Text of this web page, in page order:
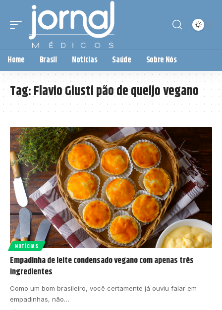
Home Brasil Notícias Saúde Sobre Nós
Tag:Flavio Giusti pão de queijo vegano
NOTÍCIAS
Empadinha de leite condensado vegano com apenas três
ingredientes
Como um bom brasileiro, você certamente já ouviu falar em
empadinhas, não…